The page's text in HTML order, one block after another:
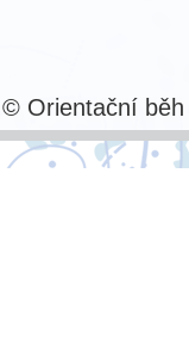
© Orientační běh